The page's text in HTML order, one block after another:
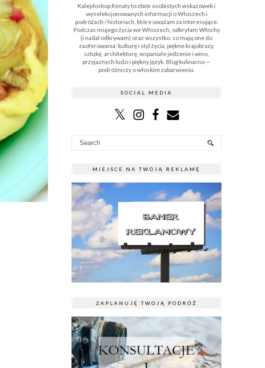
Kalejdoskop Renaty to zbiór osobistych wskazówek i
wyselekcjonowanych informacji o Włoszech i
podróżach / historiach, które uważam za interesujące.
Podczas mojego życia we Włoszech, odkryłam Włochy
(i nadal odkrywam) oraz wszystko, co mają one do
zaoferowania: kulturę i styl życia, piękne krajobrazy,
sztukę, architekturę, wspaniałe jedzenie i wino,
przyjaznych ludzi i piękny język. Blog kulinarno —
podróżniczy o włoskim zabarwieniu.
SOCIAL MEDIA
MIEJSCE NA TWOJĄ REKLAMĘ
ZAPLANUJĘ TWOJĄ PODRÓŻ